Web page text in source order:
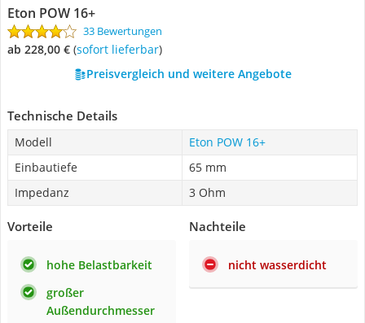
Eton POW 16+
33 Bewertungen
ab 228,00 € ( Sofort lieferbar)
Preisvergleich und weitere Angebote
Technische Details
Modell
Eton POW 16+
Einbautiefe
65 mm
Impedanz
3 Ohm
Vorteile
hohe Belastbarkeit
großer
Außendurchmesser
Nachteile
nicht wasserdicht